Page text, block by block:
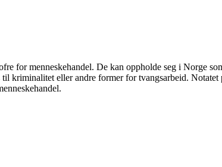
for menneskehandel. De kan oppholde seg i Norge
kriminalitet eller andre former for tvangsarbeid.